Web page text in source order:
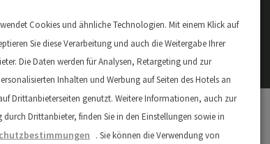
Cookies und ähnliche Technologien. Mit einem Klick auf
Sie diese Verarbeitung und auch die Weitergabe Ihrer
Die Daten werden für Analysen, Retargeting und zur
Inhalten und Werbung auf Seiten des Hotels an
Drittanbieterseiten genutzt. Weitere Informationen, auch zur
Drittanbieter, finden Sie in den Einstellungen sowie in
. Sie können die Verwendung von